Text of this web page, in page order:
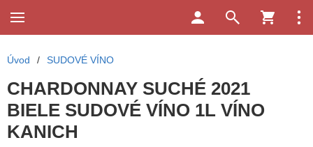
Úvod / SUDOVÉ VÍNO
CHARDONNAY SUCHÉ 2021
BIELE SUDOVÉ VÍNO 1L VÍNO
KANICH